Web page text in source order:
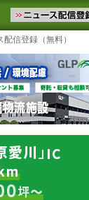
ます。物流ニ
よく見るテーマ
配信登録（無料）